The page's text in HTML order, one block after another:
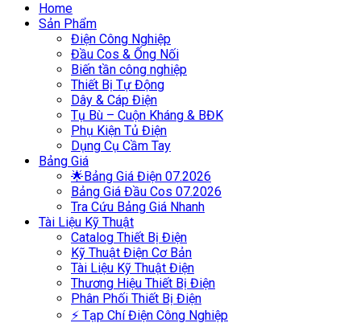
Home
Sản Phẩm
Điện Công Nghiệp
Đầu Cos & Ống Nối
Biến tần công nghiệp
Thiết Bị Tự Động
Dây & Cáp Điện
Tụ Bù – Cuộn Kháng & BĐK
Phụ Kiện Tủ Điện
Dụng Cụ Cầm Tay
Bảng Giá
🌟Bảng Giá Điện 07.2026
Bảng Giá Đầu Cos 07.2026
Tra Cứu Bảng Giá Nhanh
Tài Liệu Kỹ Thuật
Catalog Thiết Bị Điện
Kỹ Thuật Điện Cơ Bản
Tài Liệu Kỹ Thuật Điện
Thương Hiệu Thiết Bị Điện
Phân Phối Thiết Bị Điện
⚡ Tạp Chí Điện Công Nghiệp